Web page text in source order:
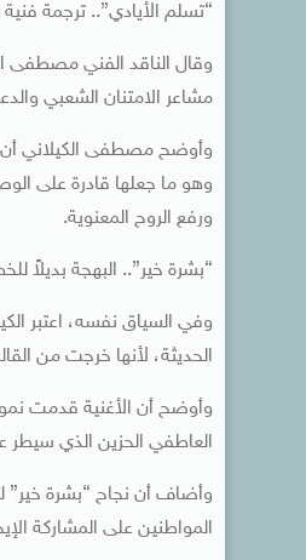
“تسلم الأيادي”.. ترجمة فنية
وقال الناقد الفني مصطفى
مشاعر الامتنان الشعبي
وأوضح مصطفى الكيلاني أن
وهو ما جعلها قادرة على
ورفع الروح المعنوية.
“بشرة خير”.. البهجة بديلاً
وفي السياق نفسه، اعتبر
الحديثة، لأنها خرجت من
وأوضح أن الأغنية قدمت
العاطفي الحزين الذي سيطر
وأضاف أن نجاح “بشرة خير”
المواطنين على المشاركة